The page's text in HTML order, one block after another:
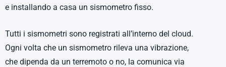
e installando a casa un sismometro fisso.
Tutti i sismometri sono registrati all’interno del cloud.
Ogni volta che un sismometro rileva una vibrazione,
che dipenda da un terremoto o no, la comunica via